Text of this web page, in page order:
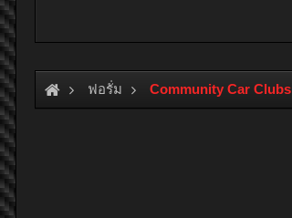
ฟอรั่ม Community Car Clubs